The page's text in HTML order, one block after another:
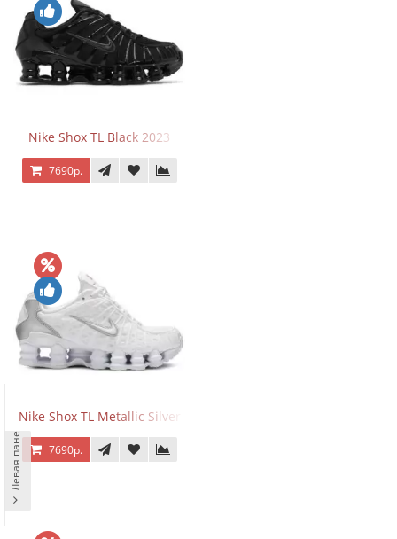
Nike Shox TL Black 2023
7690р.
Nike Shox TL Metallic Silver
7690р.
Левая панель